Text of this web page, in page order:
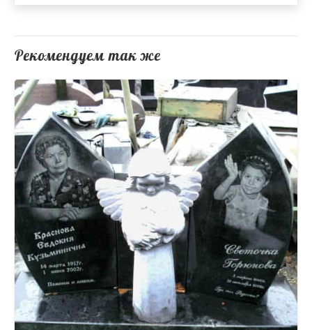
Рекомендуем так же